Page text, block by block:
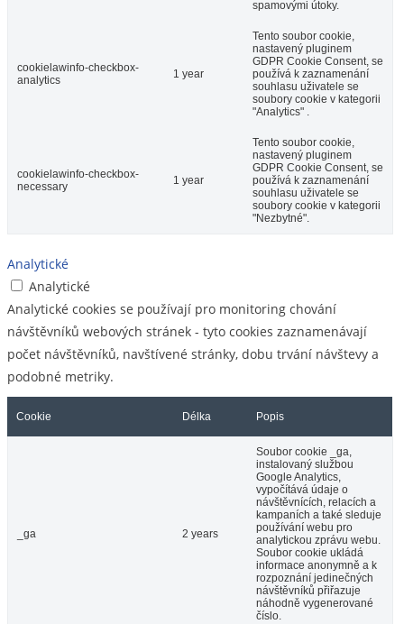
spamovými útoky.
cookielawinfo-checkbox-
analytics
1 year
Tento soubor cookie,
nastavený pluginem
GDPR Cookie Consent, se
používá k zaznamenání
souhlasu uživatele se
soubory cookie v kategorii
"Analytics" .
cookielawinfo-checkbox-
necessary
1 year
Tento soubor cookie,
nastavený pluginem
GDPR Cookie Consent, se
používá k zaznamenání
souhlasu uživatele se
soubory cookie v kategorii
"Nezbytné".
Analytické
Analytické
Analytické cookies se používají pro monitoring chování
návštěvníků webových stránek - tyto cookies zaznamenávají
počet návštěvníků, navštívené stránky, dobu trvání návštevy a
podobné metriky.
Cookie Délka Popis
_ga 2 years
Soubor cookie _ga,
instalovaný službou
Google Analytics,
vypočítává údaje o
návštěvnících, relacích a
kampaních a také sleduje
používání webu pro
analytickou zprávu webu.
Soubor cookie ukládá
informace anonymně a k
rozpoznání jedinečných
návštěvníků přiřazuje
náhodně vygenerované
číslo.